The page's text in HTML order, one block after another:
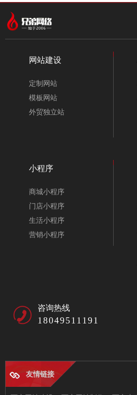
网站建设
定制网站
模板网站
外贸独立站
小程序
商城小程序
门店小程序
生活小程序
营销小程序
咨询热线
18049511191
友情链接